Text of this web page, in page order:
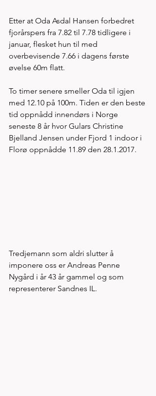
Etter at Oda Asdal Hansen forbedret
fjorårspers fra 7.82 til 7.78 tidligere i
januar, flesket hun til med
overbevisende 7.66 i dagens første
øvelse 60m flatt.
To timer senere smeller Oda til igjen
med 12.10 på 100m. Tiden er den beste
tid oppnådd innendørs i Norge
seneste 8 år hvor Gulars Christine
Bjelland Jensen under Fjord 1 indoor i
Florø oppnådde 11.89 den 28.1.2017.
Tredjemann som aldri slutter å
imponere oss er Andreas Penne
Nygård i år 43 år gammel og som
representerer Sandnes IL.